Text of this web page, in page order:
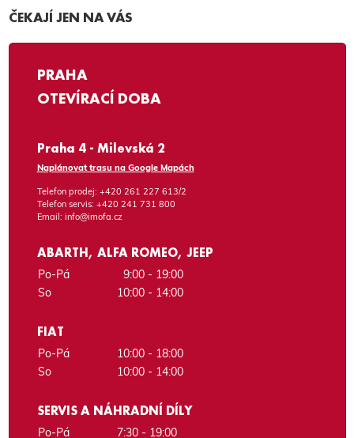
ČEKAJÍ JEN NA VÁS
PRAHA
OTEVÍRACÍ DOBA
Praha 4 - Milevská 2
Naplánovat trasu na Google Mapách
Telefon prodej: +420 261 227 613/2
Telefon servis: +420 241 731 800
Email: info@imofa.cz
ABARTH, ALFA ROMEO, JEEP
Po-Pá
9:00 - 19:00
So
10:00 - 14:00
FIAT
Po-Pá
10:00 - 18:00
So
10:00 - 14:00
SERVIS A NÁHRADNÍ DÍLY
Po-Pá
7:30 - 19:00